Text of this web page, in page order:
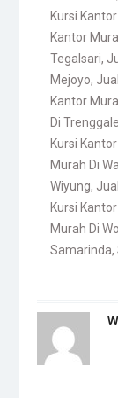
Kursi
Kantor
Tegalsari,
Mejoyo,
Kantor
Di
Kursi
Murah Di
Wiyung,
Kursi
Murah Di
Samarinda,